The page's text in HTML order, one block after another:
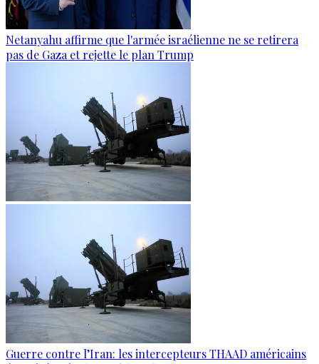
Netanyahu affirme que l'armée israélienne ne se retirera
pas de Gaza et rejette le plan Trump
Guerre contre l’Iran: les intercepteurs THAAD américains